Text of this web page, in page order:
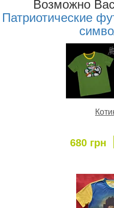
Возможно
Патриотические
680 грн